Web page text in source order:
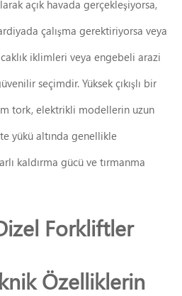
açık havada gerçekleşiyorsa,
çalışma gerektiriyorsa veya
iklimleri veya engebeli arazi
seçimdir. Yüksek çıkışlı bir
tork, elektrikli modellerin uzun
yükü altında genellikle
kaldırma gücü ve tırmanma
Forkliftler
Özelliklerin